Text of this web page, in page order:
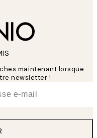
maintenant lorsque
newsletter !